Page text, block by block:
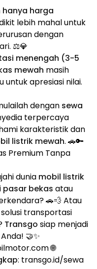
hanya harga
lebih mahal untuk
dengan
⚖️💎
menengah (3-5
mewah masih
apresiasi nilai.
dengan sewa
terpercaya
karakteristik dan
listrik mewah. 🚗🔑
Premium Tanpa
dunia mobil listrik
pasar bekas atau
🚗💨 Atau
transportasi
Transgo siap menjadi
🤝✨
🌐
: transgo.id/sewa